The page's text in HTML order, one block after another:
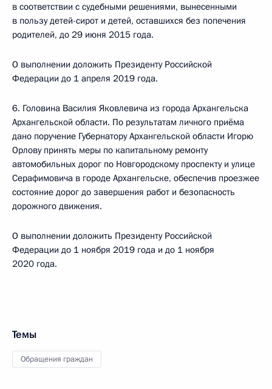
в соответствии с судебными решениями, вынесенными
в пользу детей-сирот и детей, оставшихся без попечения
родителей, до 29 июня 2015 года.
О выполнении доложить Президенту Российской
Федерации до 1 апреля 2019 года.
6. Головина Василия Яковлевича из города Архангельска
Архангельской области. По результатам личного приёма
дано поручение Губернатору Архангельской области Игорю
Орлову принять меры по капитальному ремонту
автомобильных дорог по Новгородскому проспекту и улице
Серафимовича в городе Архангельске, обеспечив проезжее
состояние дорог до завершения работ и безопасность
дорожного движения.
О выполнении доложить Президенту Российской
Федерации до 1 ноября 2019 года и до 1 ноября
2020 года.
Темы
Обращения граждан